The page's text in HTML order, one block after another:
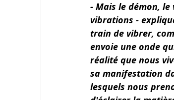
- Mais le démon,
vibrations -
train de vibrer,
envoie une onde
réalité que nous
sa manifestation
lesquels nous